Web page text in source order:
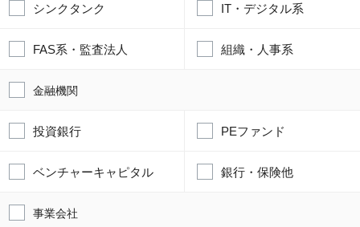
シンクタンク IT・デジタル系
FAS系・監査法人 組織・人事系
金融機関
投資銀行 PEファンド
ベンチャーキャピタル 銀行・保険他
事業会社